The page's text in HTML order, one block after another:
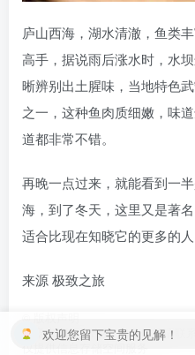
庐山西海，湖水清澈，鱼类
高手，据说雨后涨水时，水
晰辨别出土腥味，当地特色
之一，这种鱼肉质细嫩，味
道都非常不错。
再晚一点过来，就能看到一
海，到了冬天，这里又是著
适合比现在知晓它的更多的人
来源 极致之旅
文章来源标明出处 如有侵权请联
欢迎您留下宝贵的见解！